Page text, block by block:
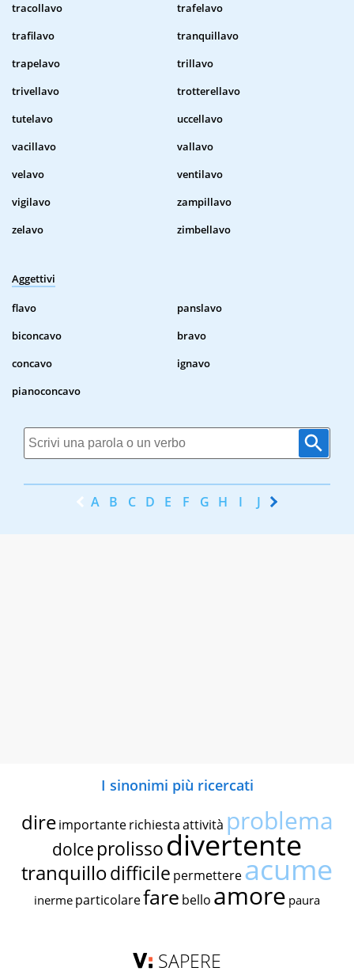
tracollavo
trafelavo
trafilavo
tranquillavo
trapelavo
trillavo
trivellavo
trotterellavo
tutelavo
uccellavo
vacillavo
vallavo
velavo
ventilavo
vigilavo
zampillavo
zelavo
zimbellavo
Aggettivi
flavo
panslavo
biconcavo
bravo
concavo
ignavo
pianoconcavo
A B C D E F G H I J K
I sinonimi più ricercati
dire importante richiestaattività problema
dolce prolissodivertente
tranquillodifficile permettereacume
inerme particolarefare bello amore paura
SAPERE